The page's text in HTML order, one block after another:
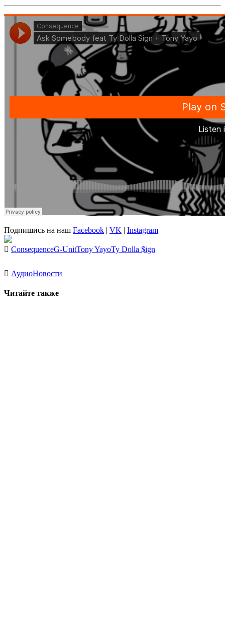
Подпишись на наш Facebook | VK | Instagram
ConsequenceG-UnitTony YayoTy Dolla $ign
АудиоНовости
Читайте также